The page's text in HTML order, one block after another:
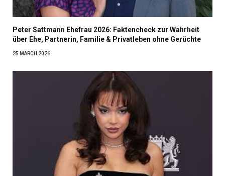
Peter Sattmann Ehefrau 2026: Faktencheck zur Wahrheit
über Ehe, Partnerin, Familie & Privatleben ohne Gerüchte
25 MARCH 2026